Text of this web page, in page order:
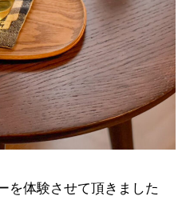
を体験させて頂きました